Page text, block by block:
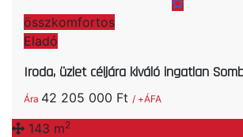
összkomfortos
Eladó
Iroda, üzlet céljára kiváló ingatlan
Ára 42 205 000 Ft / +ÁFA
143 m2